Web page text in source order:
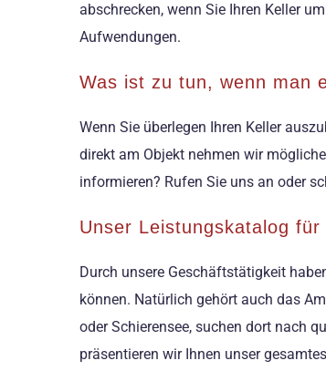
abschrecken, wenn Sie Ihren Keller
Aufwendungen.
Was ist zu tun, wenn man
Wenn Sie überlegen Ihren Keller
direkt am Objekt nehmen wir
informieren? Rufen Sie uns an oder
Unser Leistungskatalog
Durch unsere Geschäftstätigkeit
können. Natürlich gehört auch das
oder Schierensee, suchen dort nach
präsentieren wir Ihnen unser